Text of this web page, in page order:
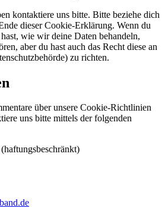
kontaktiere uns bitte. Bitte beziehe dich
dieser Cookie-Erklärung. Wenn du
wie wir deine Daten behandeln,
aber du hast auch das Recht diese an
zu richten.
über unsere Cookie-Richtlinien
uns bitte mittels der folgenden